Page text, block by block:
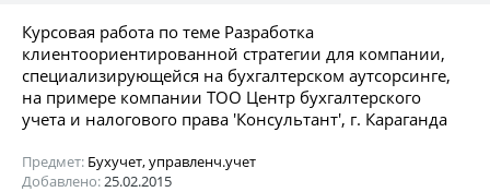
Курсовая работа по теме Разработка
клиентоориентированной стратегии для компании,
специализирующейся на бухгалтерском аутсорсинге,
на примере компании ТОО Центр бухгалтерского
учета и налогового права 'Консультант', г. Караганда
Предмет: Бухучет, управленч.учет
Добавлено:25.02.2015